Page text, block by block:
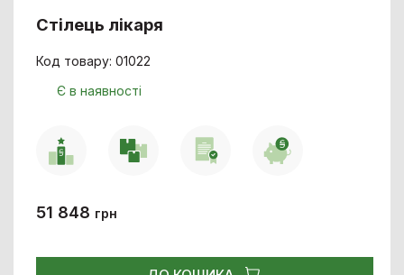
Стілець лікаря
Код товару: 01022
Є в наявності
51 848 грн